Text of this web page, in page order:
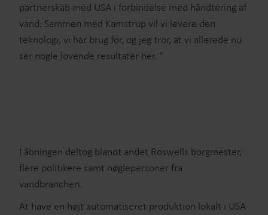
partnerskab med USA i forbindelse med håndtering af
vand. Sammen med Kamstrup vil vi levere den
teknologi, vi har brug for, og jeg tror, at vi allerede nu
ser nogle lovende resultater her. "
I åbningen deltog blandt andet Roswells borgmester,
flere politikere samt nøglepersoner fra
vandbranchen.
At have en højt automatiseret produktion lokalt i USA